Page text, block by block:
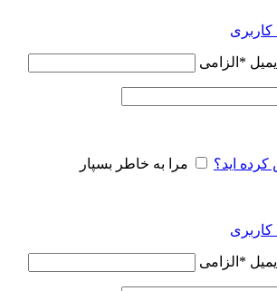
کاربری
* الزامی
اید؟ مرا به خاطر بسپار
کاربری
* الزامی